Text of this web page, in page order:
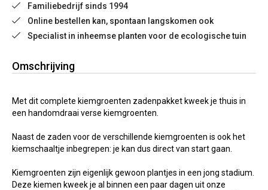
Familiebedrijf sinds 1994
Online bestellen kan, spontaan langskomen ook
Specialist in inheemse planten voor de ecologische tuin
Omschrijving
Met dit complete kiemgroenten zadenpakket kweek je thuis in
een handomdraai verse kiemgroenten.
Naast de zaden voor de verschillende kiemgroenten is ook het
kiemschaaltje inbegrepen: je kan dus direct van start gaan.
Kiemgroenten zijn eigenlijk gewoon plantjes in een jong stadium.
Deze kiemen kweek je al binnen een paar dagen uit onze